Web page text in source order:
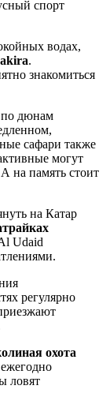
спорт
водах,
.
знакомиться
по дюнам
сафари также
могут
на память стоит
на Катар
Udaid
регулярно
охота
ловят